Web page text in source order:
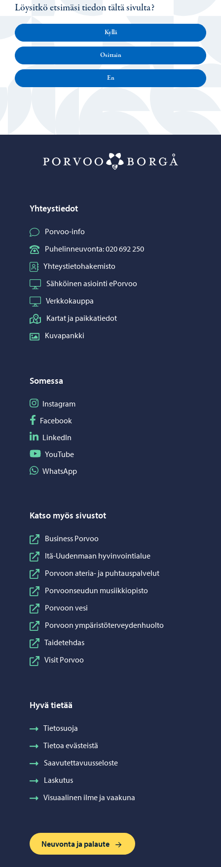
Löysitkö etsimäsi tiedon tältä sivulta?
Kyllä
Osittain
En
Yhteystiedot
Porvoo-info
Puhelinneuvonta: 020 692 250
Yhteystietohakemisto
Sähköinen asiointi ePorvoo
Verkkokauppa
Kartat ja paikkatiedot
Kuvapankki
Somessa
Seuraa Instagram
Instagram
Seuraa Facebook
Facebook
Seuraa LinkedIn
LinkedIn
Seuraa YouTube
YouTube
Jaa WhatsApp
WhatsApp
Katso myös sivustot
Business Porvoo
Itä-Uudenmaan hyvinvointialue
Porvoon ateria- ja puhtauspalvelut
Porvoonseudun musiikkiopisto
Porvoon vesi
Porvoon ympäristöterveydenhuolto
Taidetehdas
Visit Porvoo
Hyvä tietää
Tietosuoja
Tietoa evästeistä
Saavutettavuusseloste
Laskutus
Visuaalinen ilme ja vaakuna
Neuvonta ja palaute